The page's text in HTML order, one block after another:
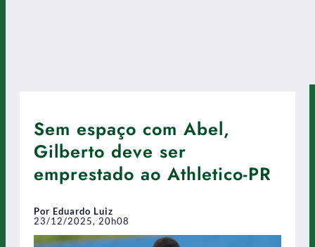
Sem espaço com Abel,
Gilberto deve ser
emprestado ao Athletico-PR
Por Eduardo Luiz
23/12/2025, 20h08